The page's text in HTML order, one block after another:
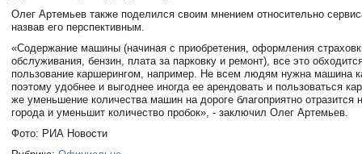
Олег Артемьев также поделился своим мнением относительно
назвав его перспективным.
«Содержание машины (начиная с приобретения, оформления
обслуживания, бензин, плата за парковку и ремонт), все это
пользование каршерингом, например. Не всем людям нужна машина
поэтому удобнее и выгоднее иногда ее арендовать и пользоваться
же уменьшение количества машин на дороге благоприятно отразится
города и уменьшит количество пробок», - заключил Олег Артемьев.
Фото: РИА Новости